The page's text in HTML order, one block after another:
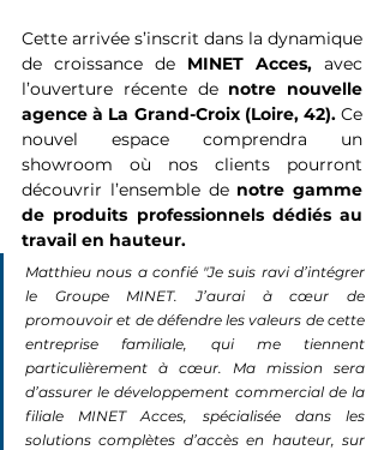
Cette arrivée s’inscrit dans la dynamique
de croissance de MINET Acces, avec
l’ouverture récente de notre nouvelle
agence à La Grand-Croix (Loire, 42). Ce
nouvel espace comprendra un
showroom où nos clients pourront
découvrir l’ensemble de notre gamme
de produits professionnels dédiés au
travail en hauteur.
Matthieu nous a confié "Je suis ravi d’intégrer
le Groupe MINET. J’aurai à cœur de
promouvoir et de défendre les valeurs de cette
entreprise familiale, qui me tiennent
particulièrement à cœur. Ma mission sera
d’assurer le développement commercial de la
filiale MINET Acces, spécialisée dans les
solutions complètes d’accès en hauteur, sur